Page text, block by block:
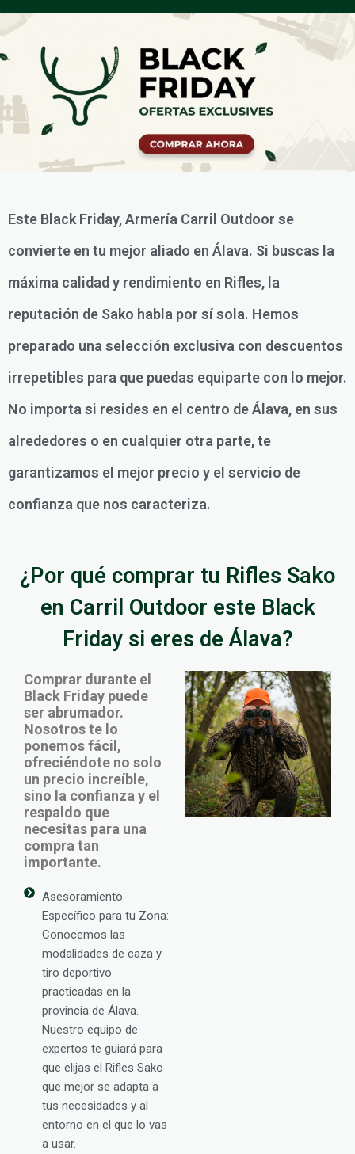
Este Black Friday, Armería Carril Outdoor se
convierte en tu mejor aliado en Álava. Si buscas la
máxima calidad y rendimiento en Rifles, la
reputación de Sako habla por sí sola. Hemos
preparado una selección exclusiva con descuentos
irrepetibles para que puedas equiparte con lo mejor.
No importa si resides en el centro de Álava, en sus
alrededores o en cualquier otra parte, te
garantizamos el mejor precio y el servicio de
confianza que nos caracteriza.
¿Por qué comprar tu Rifles Sako
en Carril Outdoor este Black
Friday si eres de Álava?
Comprar durante el
Black Friday puede
ser abrumador.
Nosotros te lo
ponemos fácil,
ofreciéndote no solo
un precio increíble,
sino la confianza y el
respaldo que
necesitas para una
compra tan
importante.
Asesoramiento
Específico para tu Zona:
Conocemos las
modalidades de caza y
tiro deportivo
practicadas en la
provincia de Álava.
Nuestro equipo de
expertos te guiará para
que elijas el Rifles Sako
que mejor se adapta a
tus necesidades y al
entorno en el que lo vas
a usar.